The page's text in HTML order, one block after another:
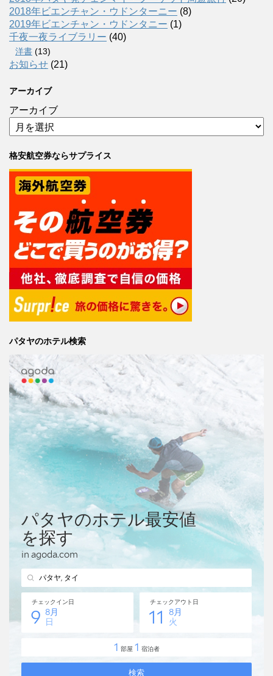
2018年ビエンチャン・ウドンターニー (8)
2019年ビエンチャン・ウドンタニー (1)
千夜一夜ライブラリー (40)
洋書 (13)
お知らせ (21)
アーカイブ
アーカイブ
格安航空券ならサプライス
パタヤのホテル検索